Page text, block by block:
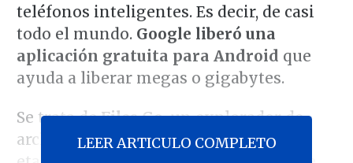
teléfonos inteligentes. Es decir, de casi
todo el mundo. Google liberó una
aplicación gratuita para Android que
ayuda a liberar megas o gigabytes.
Se trata deFiles Go, un explorador de
archivos que todavía se encuentra en
LEER ARTICULO COMPLETO